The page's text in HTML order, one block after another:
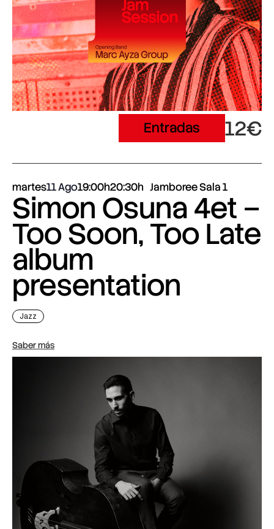
Entradas 12€
martes11 Ago19:00h20:30h Jamboree Sala 1
Simon Osuna 4et –
Too Soon, Too Late
album
presentation
Jazz
Saber más